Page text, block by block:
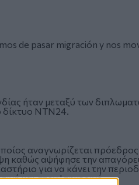
de pasar migración y nos
ήταν μεταξύ των
δίκτυο NTN24.
αναγνωρίζεται
καθώς αψήφησε την
για να κάνει την
και στον Ισημερινό.